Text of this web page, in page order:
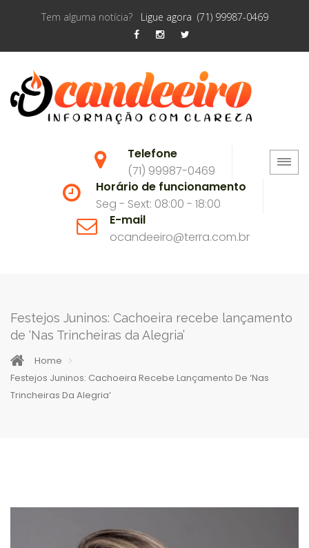
Tem alguma notícia? Ligue agora (71) 99987-0469
Telefone
(71) 99987-0469
Horário de funcionamento
Seg - Sext: 08:00 - 18:00
E-mail
ocandeeiro@terra.com.br
Festejos Juninos: Cachoeira recebe lançamento
de ‘Nas Trincheiras da Alegria’
Home
Festejos Juninos: Cachoeira Recebe Lançamento De ‘Nas
Trincheiras Da Alegria’